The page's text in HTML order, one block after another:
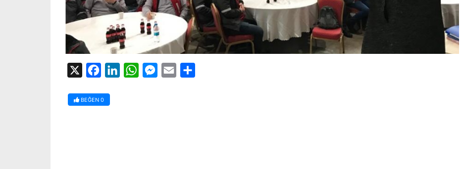
FacebookLinkedInWhatsAppMessenger
Email
BEĞEN 0